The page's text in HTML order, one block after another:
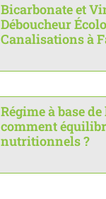
Bicarbonate et
Déboucheur
Canalisations à
Régime à base
comment
nutritionnels ?